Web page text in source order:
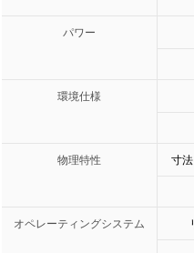
パワー
環境仕様
物理特性 寸
オペレーティングシステム